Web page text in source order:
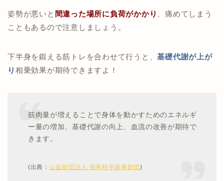
姿勢が悪いと 間違った場所に負荷がかかり
、痛めてしまう
こともあるので注意しましょう。
下半身を鍛える筋トレを合わせて行うと、基礎代謝が上が
り 相乗効果が期待できますよ！
筋肉量が増えることで身体を動かすためのエネルギ
ー量の増加、基礎代謝の向上、血流の改善が期待で
きます。
(出典： 公益財団法人 長寿科学振興財団)